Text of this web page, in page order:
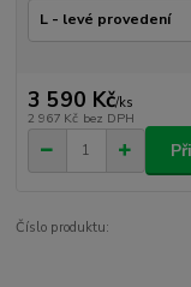
3 590 Kč/ks
2 967 Kč bez DPH
Číslo produktu: